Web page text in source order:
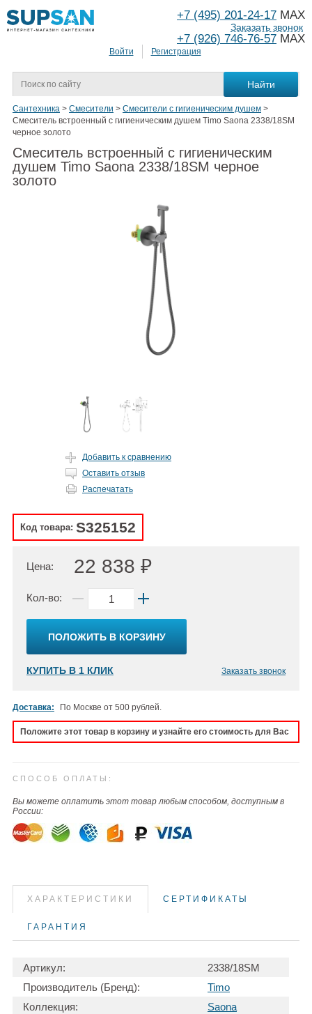
Войти Регистрация
+7 (495) 201-24-17 MAX
+7 (926) 746-76-57 MAX
Заказать звонок
Сантехника > Смесители > Смесители с гигиеническим душем >
Смеситель встроенный с гигиеническим душем Timo Saona 2338/18SM
черное золото
Смеситель встроенный с гигиеническим
душем Timo Saona 2338/18SM черное
золото
Добавить к сравнению
Оставить отзыв
Распечатать
Код товара: S325152
Цена: 22 838 ₽
Кол-во:
ПОЛОЖИТЬ В КОРЗИНУ
КУПИТЬ В 1 КЛИК Заказать звонок
Доставка: По Москве от 500 рублей.
Положите этот товар в корзину и узнайте его стоимость для Вас
СПОСОБ ОПЛАТЫ:
Вы можете оплатить этот товар любым способом, доступным в
России:
ХАРАКТЕРИСТИКИ СЕРТИФИКАТЫ
ГАРАНТИЯ
Артикул:
2338/18SM
Производитель (Бренд):
Timo
Коллекция:
Saona